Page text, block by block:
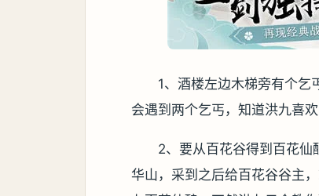
1、酒楼左边木梯旁有个乞
会遇到两个乞丐，知道洪九喜
2、要从百花谷得到百花仙
华山，采到之后给百花谷谷主